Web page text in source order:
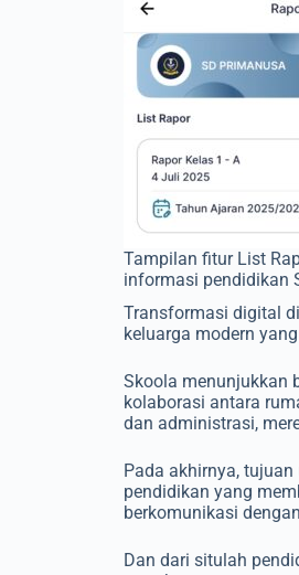
Tampilan fitur List
informasi pendidikan
Transformasi digital
keluarga modern
Skoola menunjukkan
kolaborasi antara
dan administrasi,
Pada akhirnya,
pendidikan yang
berkomunikasi
Dan dari situlah